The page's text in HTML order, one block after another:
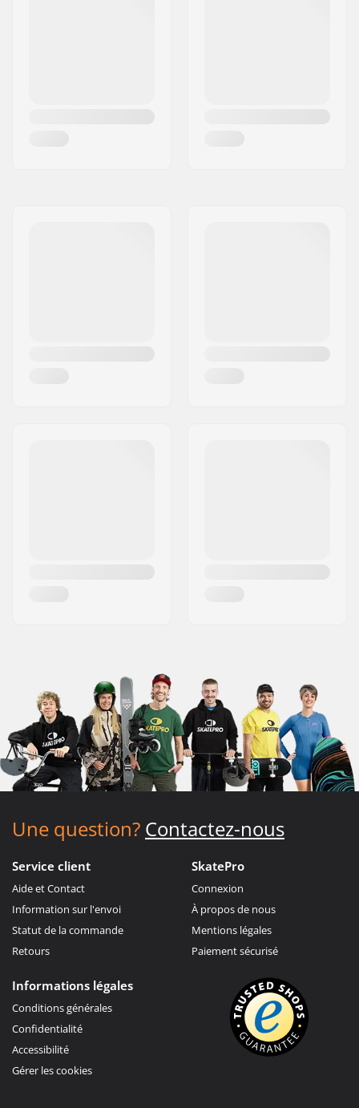
Une question? Contactez-nous
Service client
Aide et Contact
Information sur l'envoi
Statut de la commande
Retours
SkatePro
Connexion
À propos de nous
Mentions légales
Paiement sécurisé
Informations légales
Conditions générales
Confidentialité
Accessibilité
Gérer les cookies